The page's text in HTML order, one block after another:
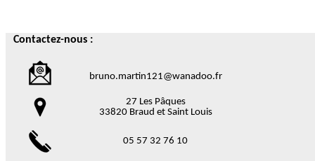
Contactez-nous :
bruno.martin121@wanadoo.fr
27 Les Pâques
33820 Braud et Saint Louis
05 57 32 76 10